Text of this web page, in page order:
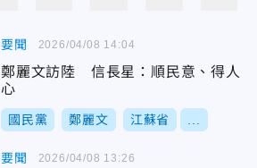
要聞
鄭麗文訪陸 信長星：順民意、得人
心
國民黨 鄭麗文 江蘇省
2026/04/08 14:04
要聞 2026/04/08 13:26